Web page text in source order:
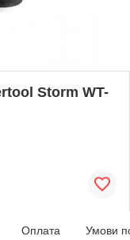
Storm WT-
Оплата Умови